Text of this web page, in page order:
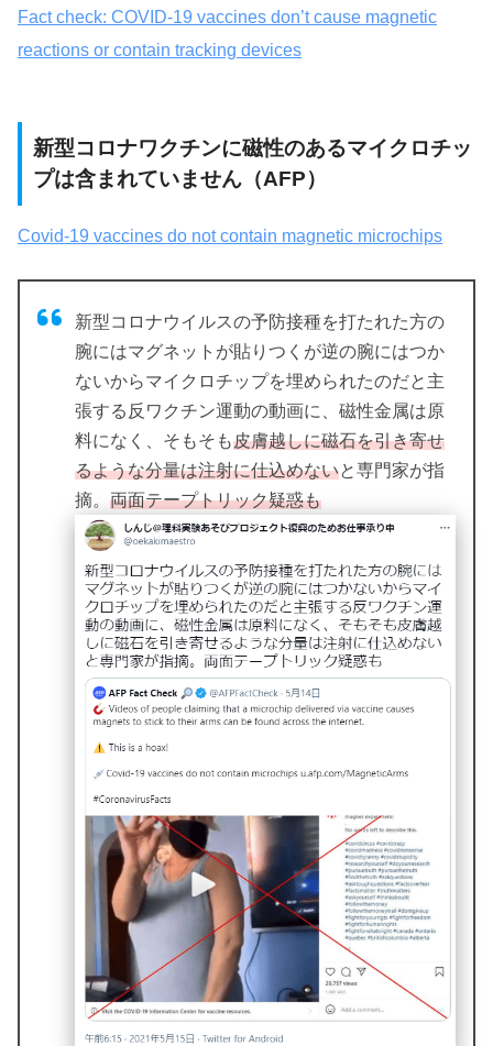
Fact check: COVID-19 vaccines don’t cause magnetic
reactions or contain tracking devices
新型コロナワクチンに磁性のあるマイクロチッ
プは含まれていません（AFP）
Covid-19 vaccines do not contain magnetic microchips
新型コロナウイルスの予防接種を打たれた方の
腕にはマグネットが貼りつくが逆の腕にはつか
ないからマイクロチップを埋められたのだと主
張する反ワクチン運動の動画に、磁性金属は原
料になく、そもそも皮膚越しに磁石を引き寄せ
るような分量は注射に仕込めないと専門家が指
摘。 両面テープトリック疑惑も